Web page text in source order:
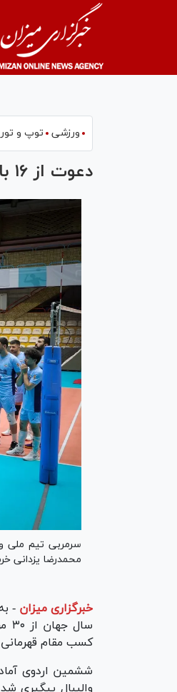
ورزشی توپ و تور
دعوت از ۱۶ بازیکن به اردوی هفتم تیم ملی والیبال جوانان
محمدرضا یزدانی
خبرگزاری میزان -
کسب مقام قهرمانی آسیا ۲۰۲۴ سهمیه حضور در رقابت‌های قهرمانی